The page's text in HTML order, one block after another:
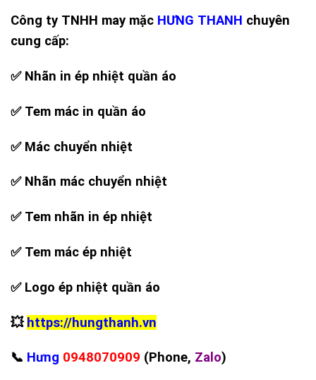
Công ty TNHH may mặc HƯNG THANH chuyên
cung cấp:
✅ Nhãn in ép nhiệt quần áo
✅ Tem mác in quần áo
✅ Mác chuyển nhiệt
✅ Nhãn mác chuyển nhiệt
✅ Tem nhãn in ép nhiệt
✅ Tem mác ép nhiệt
✅ Logo ép nhiệt quần áo
💥https://hungthanh.vn
📞 Hưng 0948070909 (Phone, Zalo)